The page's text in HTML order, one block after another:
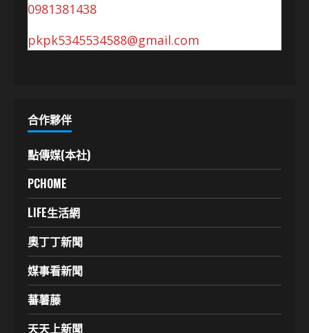
0981381438
pkpk5345534588@gmail.com
合作夥伴
點傳媒(本社)
PCHOME
LIFE生活網
奧丁丁新聞
媒事看新聞
蕃薯藤
天天上新聞